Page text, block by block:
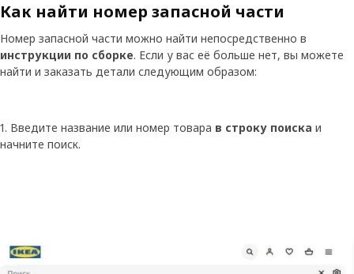
Как найти номер запасной части
Номер запасной части можно найти непосредственно в
инструкции по сборке. Если у вас её больше нет, вы можете
найти и заказать детали следующим образом:
1. Введите название или номер товара в строку поиска и
начните поиск.